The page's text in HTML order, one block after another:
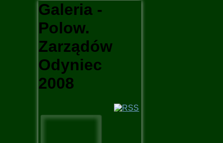
Galeria -
Polow.
Zarządów
Odyniec
2008